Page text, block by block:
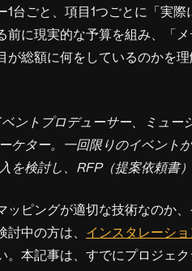
1台ごと、項目1つごとに「実
前に現実的な予算を組み、「
が総額に何をしているのかを
ベントプロデューサー、ミュー
ケター。一回限りのイベント
を検討し、RFP（提案依頼書
ッピングが適切な技術なのか
討中の方は、 インスタレーシ
。本記事は、すでにプロジェ